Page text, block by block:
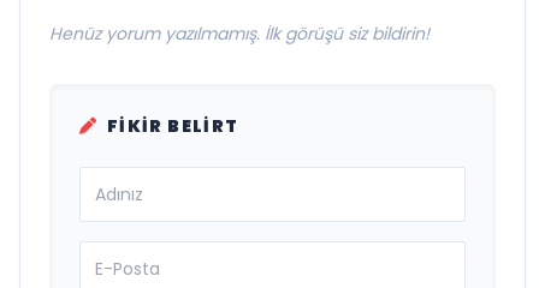
Henüz yorum yazılmamış. İlk görüşü siz bildirin!
FIKIR BELIRT